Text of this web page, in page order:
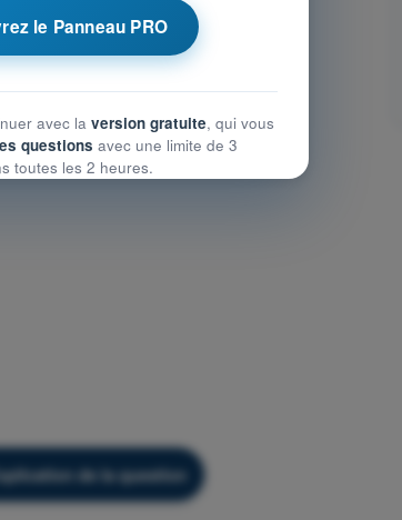
de la question
le Panneau PRO
avec la version gratuite, qui vous
questions avec une limite de 3
toutes les 2 heures.